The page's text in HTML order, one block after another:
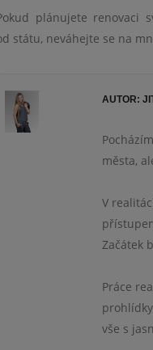
plánujete renovaci
státu, neváhejte se na
AUTOR:
města,
V
Začátek
Práce
vše s